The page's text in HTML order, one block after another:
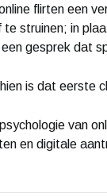
flirten een
struinen; in
een gesprek dat
is dat eerste
van
en digitale